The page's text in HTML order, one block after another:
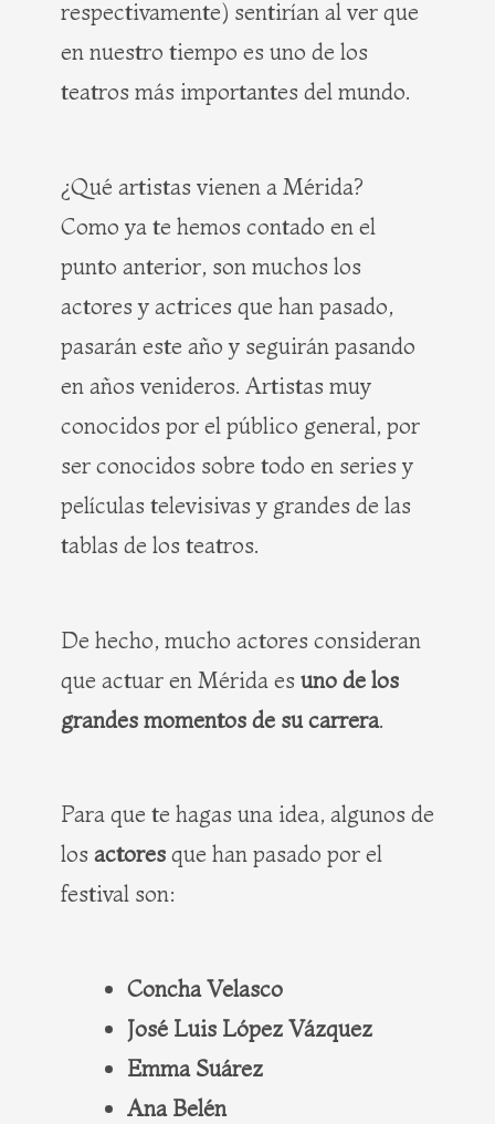
respectivamente) sentirían al ver que
en nuestro tiempo es uno de los
teatros más importantes del mundo.
¿Qué artistas vienen a Mérida?
Como ya te hemos contado en el
punto anterior, son muchos los
actores y actrices que han pasado,
pasarán este año y seguirán pasando
en años venideros. Artistas muy
conocidos por el público general, por
ser conocidos sobre todo en series y
películas televisivas y grandes de las
tablas de los teatros.
De hecho, mucho actores consideran
que actuar en Mérida es uno de los
grandes momentos de su carrera.
Para que te hagas una idea, algunos de
los actores que han pasado por el
festival son:
Concha Velasco
José Luis López Vázquez
Emma Suárez
Ana Belén